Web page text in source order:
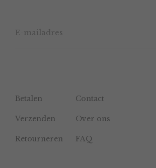
Betalen Contact
Verzenden Over ons
Retourneren FAQ